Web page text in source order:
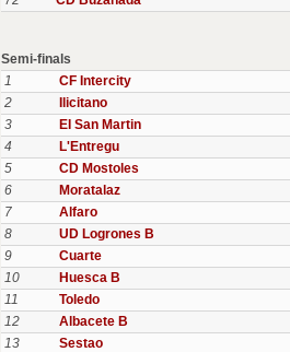
Semi-finals
1
CF Intercity
2
Ilicitano
3
EI San Martin
4
L'Entregu
5
CD Mostoles
6
Moratalaz
7
Alfaro
8
UD Logrones B
9
Cuarte
10
Huesca B
11
Toledo
12
Albacete B
13
Sestao